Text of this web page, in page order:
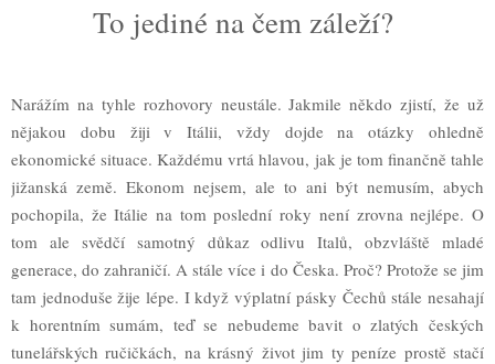
To jediné na čem záleží?
Narážím na tyhle rozhovory neustále. Jakmile někdo zjistí, že už
nějakou dobu žiji v Itálii, vždy dojde na otázky ohledně
ekonomické situace. Každému vrtá hlavou, jak je tom finančně tahle
jižanská země. Ekonom nejsem, ale to ani být nemusím, abych
pochopila, že Itálie na tom poslední roky není zrovna nejlépe. O
tom ale svědčí samotný důkaz odlivu Italů, obzvláště mladé
generace, do zahraničí. A stále více i do Česka. Proč? Protože se jim
tam jednoduše žije lépe. I když výplatní pásky Čechů stále nesahají
k horentním sumám, teď se nebudeme bavit o zlatých českých
tunelářských ručičkách, na krásný život jim ty peníze prostě stačí